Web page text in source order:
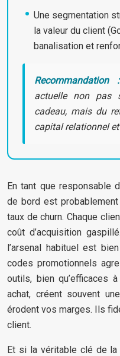
Une segmentation
la valeur du client
banalisation et
Recommandation :
actuelle non pas
cadeau, mais du
capital relationnel
En tant que responsable
de bord est
taux de churn. Chaque
coût d’acquisition
l’arsenal habituel est
codes promotionnels
outils, bien qu’efficaces
achat, créent souvent
érodent vos marges. Ils
client.
Et si la véritable clé de